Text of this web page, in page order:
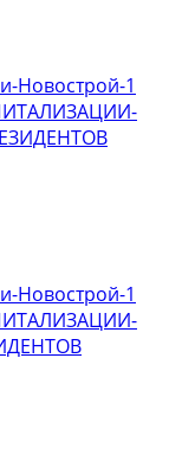
Новострой-1
Новострой-1